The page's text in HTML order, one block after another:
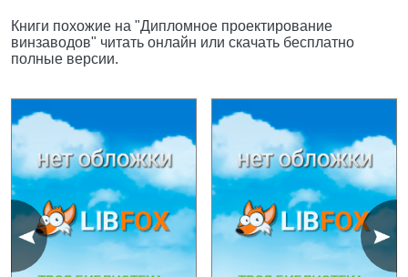
Книги похожие на "Дипломное проектирование
винзаводов" читать онлайн или скачать бесплатно
полные версии.